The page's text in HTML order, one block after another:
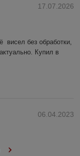
17.07.2026
висел без обработки,
Купил в
06.04.2023